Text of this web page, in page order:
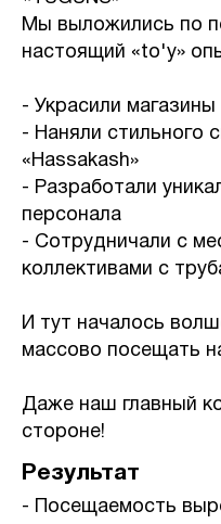
Мы выложились по
настоящий «to'y»
- Украсили
- Наняли стильного
«Hassakash»
- Разработали
персонала
- Сотрудничали с
коллективами с
И тут началось
массово посещать
Даже наш главный
стороне!
Результат
- Посещаемость